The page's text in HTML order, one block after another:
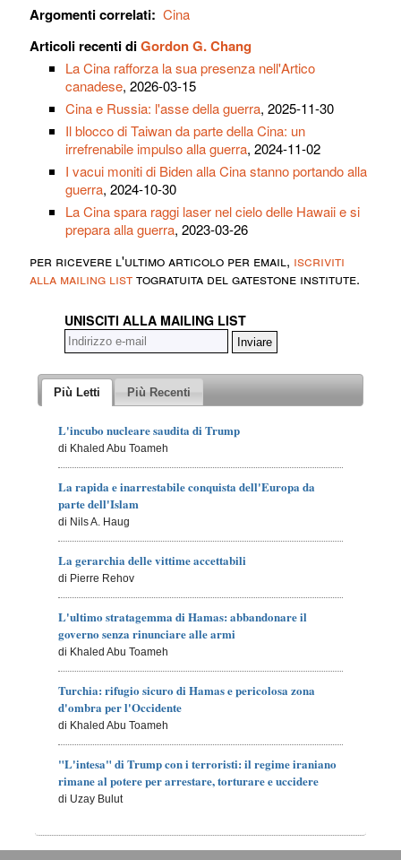
Argomenti correlati: Cina
Articoli recenti diGordon G. Chang
La Cina rafforza la sua presenza nell'Artico
canadese, 2026-03-15
Cina e Russia: l'asse della guerra, 2025-11-30
Il blocco di Taiwan da parte della Cina: un
irrefrenabile impulso alla guerra, 2024-11-02
I vacui moniti di Biden alla Cina stanno portando alla
guerra, 2024-10-30
La Cina spara raggi laser nel cielo delle Hawaii e si
prepara alla guerra, 2023-03-26
per ricevere l'ultimo articolo per email, iscriviti
alla mailing listtogratuita del gatestone institute.
UNISCITI ALLA MAILING LIST
Più Letti Più Recenti
L'incubo nucleare saudita di Trump
di Khaled Abu Toameh
La rapida e inarrestabile conquista dell'Europa da
parte dell'Islam
di Nils A. Haug
La gerarchia delle vittime accettabili
di Pierre Rehov
L'ultimo stratagemma di Hamas: abbandonare il
governo senza rinunciare alle armi
di Khaled Abu Toameh
Turchia: rifugio sicuro di Hamas e pericolosa zona
d'ombra per l'Occidente
di Khaled Abu Toameh
"L'intesa" di Trump con i terroristi: il regime iraniano
rimane al potere per arrestare, torturare e uccidere
di Uzay Bulut